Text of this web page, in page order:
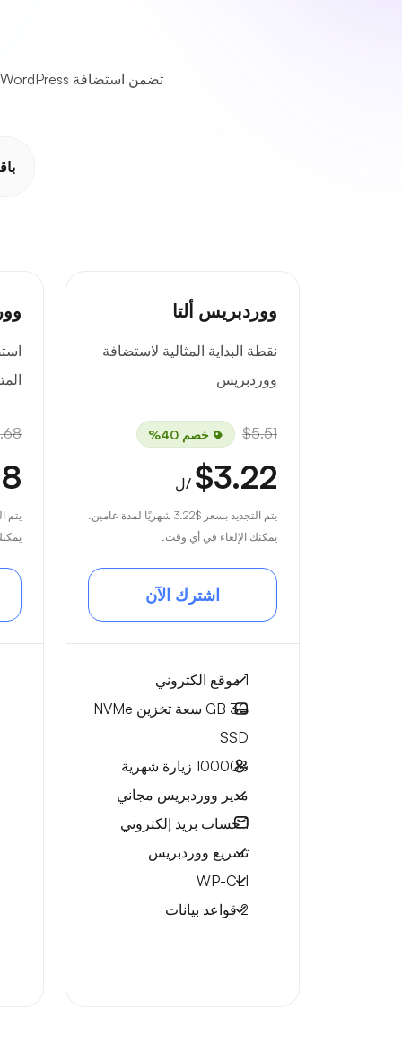
ووردبريس ألتا
نقطة البداية المثالية لاستضافة
ووردبريس
$5.51 خصم 40%
$3.22 /ل
يتم التجديد بسعر $3.22
شهريًا لمدة عامين.
يمكنك الإلغاء في أي وقت.
اشترك الآن
1 موقع الكتروني
30 GB
سعة تخزين NVMe
SSD
~10000
زيارة شهرية
مدير ووردبريس مجاني
1حساب بريد إلكتروني
تسريع ووردبريس
WP-CLI
2 قواعد بيانات
يتم